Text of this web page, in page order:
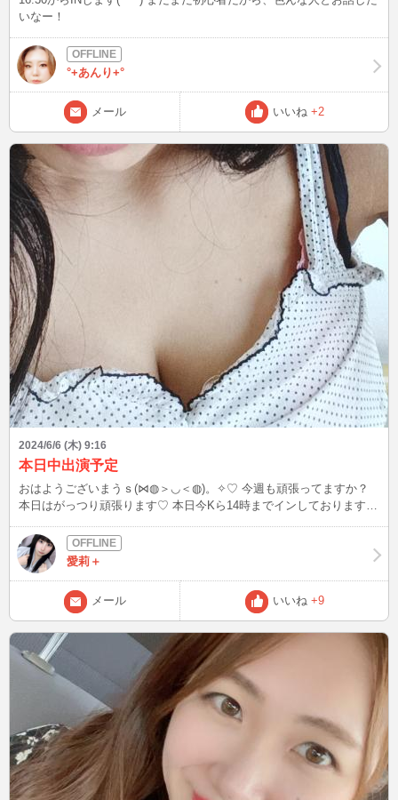
いなー！
°+あんり+°
メール いいね +2
2024/6/6 (木) 9:16
本日中出演予定
おはようございまうｓ(⋈◍＞◡＜◍)。✧♡ 今週も頑張ってますか？
本日はがっつり頑張ります♡ 本日今Kら14時までインしております♪
愛莉＋
メール いいね +9